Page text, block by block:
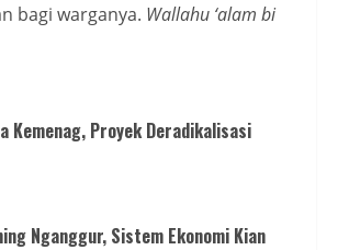
bagi warganya. Wallahu ‘alam bi
Kemenag, Proyek Deradikalisasi
Nganggur, Sistem Ekonomi Kian